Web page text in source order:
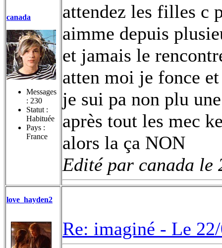
canada
Messages
: 230
Statut :
Habituée
Pays :
France
attendez les filles c
aimme depuis
et jamais le
atten moi je fonce
je sui pa non plu
après tout les mec
alors la ça NON
Edité par canada le
love_hayden2
Re: imaginé - Le